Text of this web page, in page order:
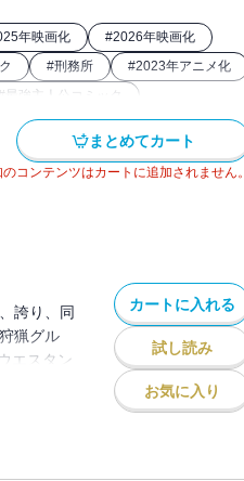
年映画化 #2026年映画化
#刑務所 #2023年アニメ化
# 最強主人公コミック
まとめてカート
コンテンツはカートに追加されません。
誇り、同
猟グル
エスタン
カートに入れる
試し読み
お気に入り